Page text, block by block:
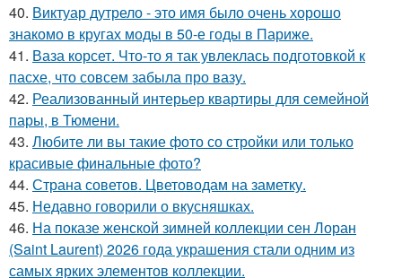
40. Виктуар дутрело - это имя было очень хорошо
знакомо в кругах моды в 50-е годы в Париже.
41. Ваза корсет. Что-то я так увлеклась подготовкой к
пасхе, что совсем забыла про вазу.
42. Реализованный интерьер квартиры для семейной
пары, в Тюмени.
43. Любите ли вы такие фото со стройки или только
красивые финальные фото?
44. Страна советов. Цветоводам на заметку.
45. Недавно говорили о вкусняшках.
46. На показе женской зимней коллекции сен Лоран
(Saint Laurent) 2026 года украшения стали одним из
самых ярких элементов коллекции.